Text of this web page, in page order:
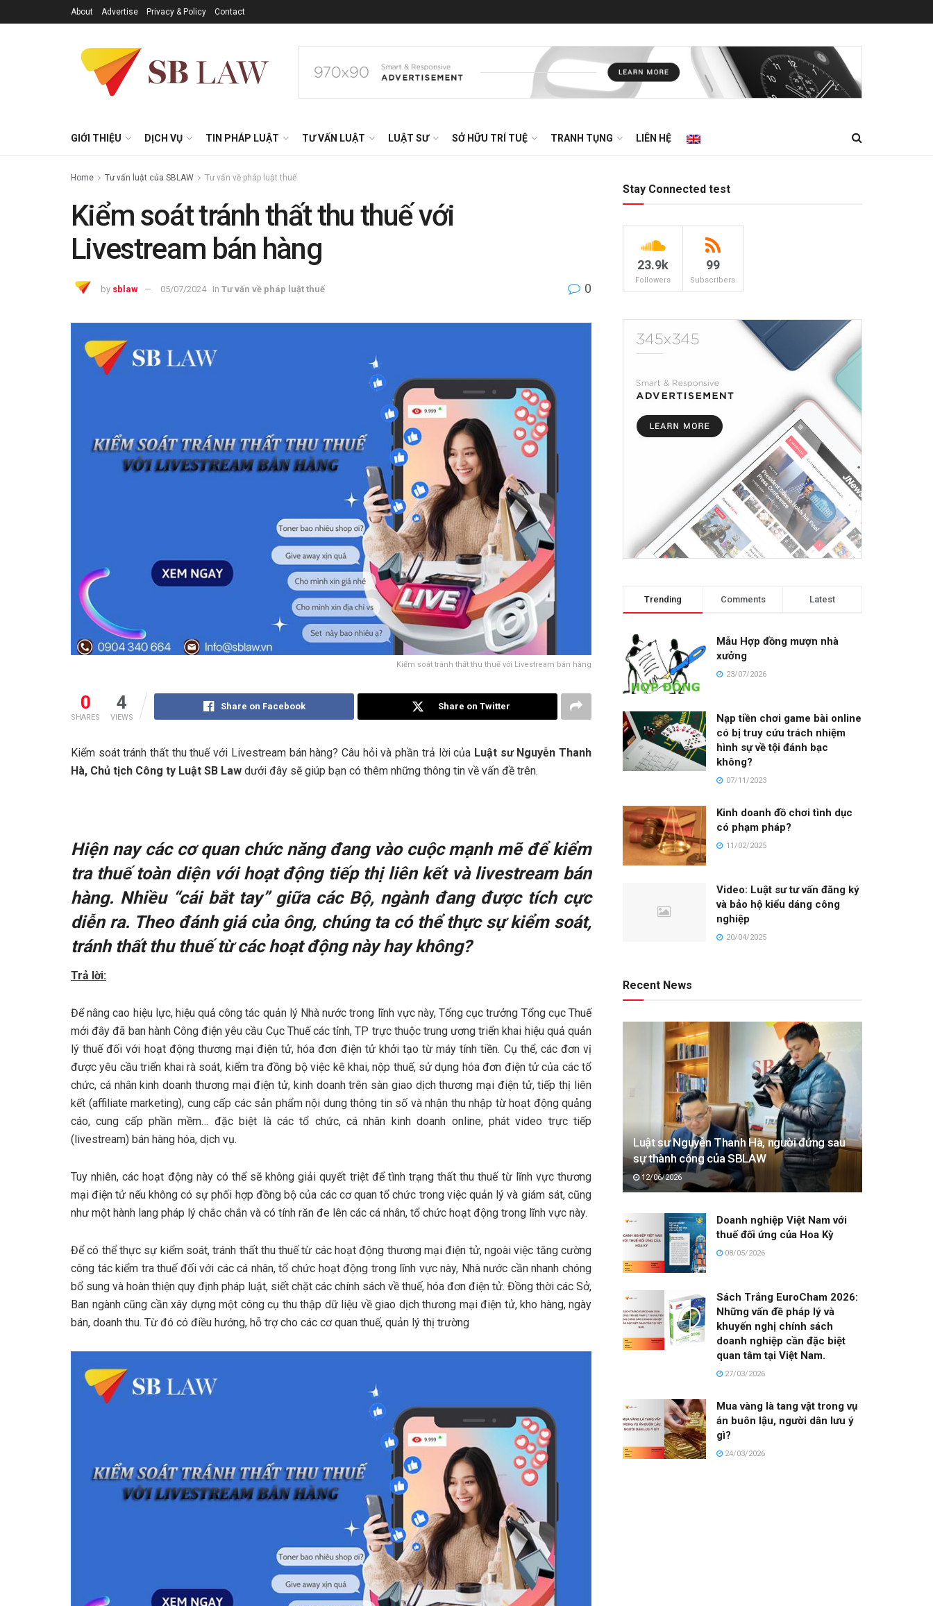
About Advertise Privacy & Policy Contact
GIỚI THIỆU DỊCH VỤ TIN PHÁP LUẬT TƯ VẤN LUẬT LUẬT SƯ SỞ HỮU TRÍ TUỆ TRANH TỤNG LIÊN HỆ
Home Tư vấn luật của SBLAW Tư vấn về pháp luật thuế
Kiểm soát tránh thất thu thuế với
Livestream bán hàng
by sblaw 05/07/2024 in Tư vấn về pháp luật thuế 0
Kiểm soát tránh thất thu thuế với Livestream bán hàng
0
SHARES
4
VIEWS
Share on Facebook Share on Twitter
Kiểm soát tránh thất thu thuế với Livestream bán hàng? Câu hỏi và phần trả lời của Luật sư Nguyễn Thanh
Hà, Chủ tịch Công ty Luật SB Law dưới đây sẽ giúp bạn có thêm những thông tin về vấn đề trên.
Hiện nay các cơ quan chức năng đang vào cuộc mạnh mẽ để kiểm
tra thuế toàn diện với hoạt động tiếp thị liên kết và livestream bán
hàng. Nhiều “cái bắt tay” giữa các Bộ, ngành đang được tích cực
diễn ra. Theo đánh giá của ông, chúng ta có thể thực sự kiểm soát,
tránh thất thu thuế từ các hoạt động này hay không?
Trả lời:
Để nâng cao hiệu lực, hiệu quả công tác quản lý Nhà nước trong lĩnh vực này, Tổng cục trưởng Tổng cục Thuế
mới đây đã ban hành Công điện yêu cầu Cục Thuế các tỉnh, TP trực thuộc trung ương triển khai hiệu quả quản
lý thuế đối với hoạt động thương mại điện tử, hóa đơn điện tử khởi tạo từ máy tính tiền. Cụ thể, các đơn vị
được yêu cầu triển khai rà soát, kiểm tra đồng bộ việc kê khai, nộp thuế, sử dụng hóa đơn điện tử của các tổ
chức, cá nhân kinh doanh thương mại điện tử, kinh doanh trên sàn giao dịch thương mại điện tử, tiếp thị liên
kết (affiliate marketing), cung cấp các sản phẩm nội dung thông tin số và nhận thu nhập từ hoạt động quảng
cáo, cung cấp phần mềm… đặc biệt là các tổ chức, cá nhân kinh doanh online, phát video trực tiếp
(livestream) bán hàng hóa, dịch vụ.
Tuy nhiên, các hoạt động này có thể sẽ không giải quyết triệt để tình trạng thất thu thuế từ lĩnh vực thương
mại điện tử nếu không có sự phối hợp đồng bộ của các cơ quan tổ chức trong việc quản lý và giám sát, cũng
như một hành lang pháp lý chắc chắn và có tính răn đe lên các cá nhân, tổ chức hoạt động trong lĩnh vực này.
Để có thể thực sự kiểm soát, tránh thất thu thuế từ các hoạt động thương mại điện tử, ngoài việc tăng cường
công tác kiểm tra thuế đối với các cá nhân, tổ chức hoạt động trong lĩnh vực này, Nhà nước cần nhanh chóng
bổ sung và hoàn thiện quy định pháp luật, siết chặt các chính sách về thuế, hóa đơn điện tử. Đồng thời các Sở,
Ban ngành cũng cần xây dựng một công cụ thu thập dữ liệu về giao dịch thương mại điện tử, kho hàng, ngày
bán, doanh thu. Từ đó có điều hướng, hỗ trợ cho các cơ quan thuế, quản lý thị trường
Stay Connected test
23.9k
Followers
99
Subscribers
Trending Comments Latest
Mẫu Hợp đồng mượn nhà
xưởng
23/07/2026
Nạp tiền chơi game bài online
có bị truy cứu trách nhiệm
hình sự về tội đánh bạc
không?
07/11/2023
Kinh doanh đồ chơi tình dục
có phạm pháp?
11/02/2025
Video: Luật sư tư vấn đăng ký
và bảo hộ kiểu dáng công
nghiệp
20/04/2025
Recent News
Luật sư Nguyễn Thanh Hà, người đứng sau
sự thành công của SBLAW
12/06/2026
Doanh nghiệp Việt Nam với
thuế đối ứng của Hoa Kỳ
08/05/2026
Sách Trắng EuroCham 2026:
Những vấn đề pháp lý và
khuyến nghị chính sách
doanh nghiệp cần đặc biệt
quan tâm tại Việt Nam.
27/03/2026
Mua vàng là tang vật trong vụ
án buôn lậu, người dân lưu ý
gì?
24/03/2026